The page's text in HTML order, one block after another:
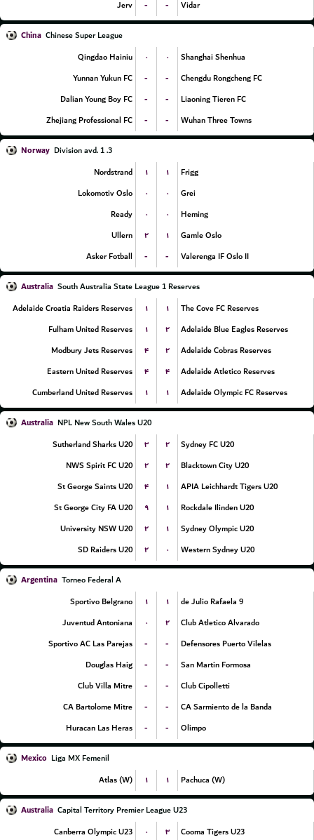
Jerv - - Vidar
China Chinese Super League
Qingdao Hainiu
۰ ۰
Shanghai Shenhua
Yunnan Yukun FC
- -
Chengdu Rongcheng FC
Dalian Young Boy FC
- -
Liaoning Tieren FC
Zhejiang Professional FC
- - Wuhan Three Towns
Norway
3. Division avd. 1
Nordstrand
۱ ۱
Frigg
Lokomotiv Oslo
۰ ۰
Grei
Ready
۰ ۰
Heming
Ullern
۲ ۱
Gamle Oslo
Asker Fotball
- - Valerenga IF Oslo II
Australia South Australia State League 1 Reserves
Adelaide Croatia Raiders Reserves
۱ ۱
The Cove FC Reserves
Fulham United Reserves
۱ ۲
Adelaide Blue Eagles Reserves
Modbury Jets Reserves
۴ ۲
Adelaide Cobras Reserves
Eastern United Reserves
۴ ۴
Adelaide Atletico Reserves
Cumberland United Reserves
۱ ۱ Adelaide Olympic FC Reserves
Australia NPL New South Wales U20
Sutherland Sharks U20
۳ ۲
Sydney FC U20
NWS Spirit FC U20
۲ ۲
Blacktown City U20
St George Saints U20
۴ ۱
APIA Leichhardt Tigers U20
St George City FA U20
۹ ۱
Rockdale Ilinden U20
University NSW U20
۲ ۱
Sydney Olympic U20
SD Raiders U20
۲ ۰ Western Sydney U20
Argentina Torneo Federal A
Sportivo Belgrano
۱ ۱
9 de Julio Rafaela
Juventud Antoniana
۰ ۲
Club Atletico Alvarado
Sportivo AC Las Parejas
- -
Defensores Puerto Vilelas
Douglas Haig
- -
San Martin Formosa
Club Villa Mitre
- -
Club Cipolletti
CA Bartolome Mitre
- -
CA Sarmiento de la Banda
Huracan Las Heras
- - Olimpo
Mexico Liga MX Femenil
Atlas (W)
۱ ۱ Pachuca (W)
Australia Capital Territory Premier League U23
Canberra Olympic U23
۰ ۳
Cooma Tigers U23